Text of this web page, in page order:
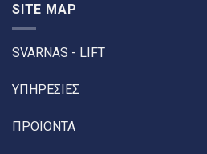
SITE MAP
SVARNAS - LIFT
ΥΠΗΡΕΣΙΕΣ
ΠΡΟΪΟΝΤΑ